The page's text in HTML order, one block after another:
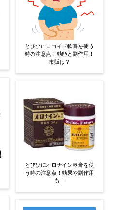
とびひにロコイド軟膏を使う
時の注意点！効能と副作用！
市販は？
とびひにオロナイン軟膏を使
う時の注意点！効果や副作用
も！